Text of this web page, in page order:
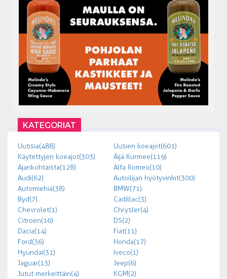
KATEGORIAT
Uutisia (488)
Uusien koeajot (601)
Käytettyjen koeajot (303)
Äijä Kurmee (119)
Ajankohtaista (128)
Alfa Romeo (10)
Audi (62)
Autoilijan hyötyvinkit (300)
Automiehiä (38)
BMW (71)
Byd (7)
Cadillac (3)
Chevrolet (1)
Chrysler (4)
Citroen (16)
DS (2)
Dacia (14)
Fiat (11)
Ford (36)
Honda (17)
Hyundai (31)
Iveco (1)
Jaguar (13)
Jeep (6)
Jutut merkeittäin (4)
KGM (2)